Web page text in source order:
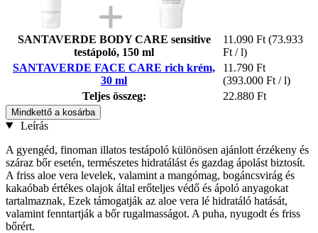
SANTAVERDE BODY CARE sensitive
testápoló, 150 ml
11.090 Ft (73.933
Ft / l)
SANTAVERDE FACE CARE rich krém,
30 ml
11.790 Ft
(393.000 Ft / l)
Teljes összeg:
22.880 Ft
Mindkettő a kosárba
Leírás
A gyengéd, finoman illatos testápoló különösen ajánlott érzékeny és
száraz bőr esetén, természetes hidratálást és gazdag ápolást biztosít.
A friss aloe vera levelek, valamint a mangómag, bogáncsvirág és
kakaóbab értékes olajok által erőteljes védő és ápoló anyagokat
tartalmaznak, Ezek támogatják az aloe vera lé hidratáló hatását,
valamint fenntartják a bőr rugalmasságot. A puha, nyugodt és friss
bőrért.